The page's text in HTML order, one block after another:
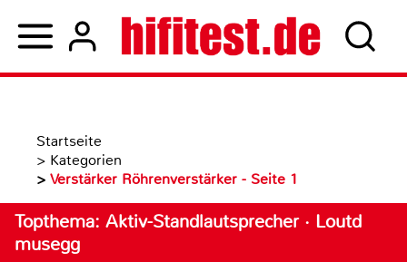
Startseite
> Kategorien
> Verstärker Röhrenverstärker - Seite 1
Topthema: Aktiv-Standlautsprecher · Loutd
musegg